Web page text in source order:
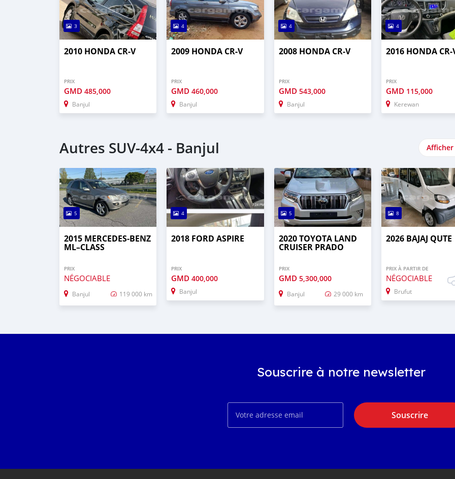
3
2010 HONDA CR-V
PRIX
GMD 485,000
Banjul
4
2009 HONDA CR-V
PRIX
GMD460,000
Banjul
4
2008 HONDA CR-V
PRIX
GMD 543,000
Banjul
4
2016 HONDA CR-
PRIX
GMD 115,000
Kerewan
Autres SUV‒4x4 - Banjul
5
2015 MERCEDES‒BENZ
ML–CLASS
PRIX
NÉGOCIABLE
Banjul 119 000 km
4
2018 FORD ASPIRE
PRIX
GMD400,000
Banjul
5
2020 TOYOTA LAND
CRUISER PRADO
PRIX
GMD 5,300,000
Banjul 29 000 km
8
2026 BAJAJ QUTE
PRIX À PARTIR DE
NÉGOCIABLE
Brufut
Souscrire à notre newsletter
Souscrire